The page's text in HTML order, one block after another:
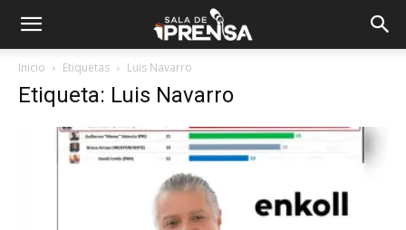
Inicio Etiquetas Luis Navarro
Etiqueta: Luis Navarro